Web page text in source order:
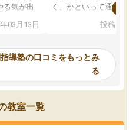
る気が出
」と言
えて、思
ら学ぶこ
いなと
ないのか
もびっ
持って
、少しず
03月13日
く、かといって通うには
可能なので本当に助か
らないところをピンポイ
頂いて、とてもわかり
していました。一生を
スト、多少お金がかかっ
投稿日：
導塾の口コミをもっとみ
る
教室一覧